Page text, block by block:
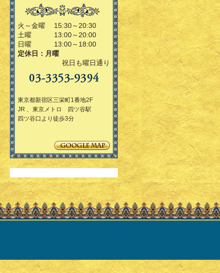
火～金曜
15:30～20:30
土曜
13:00～20:00
日曜
13:00～18:00
定休日：月曜
祝日も曜日通り
東京都新宿区三栄町1番地2F
JR 、東京メトロ 四ツ谷駅
四ツ谷口より徒歩3分